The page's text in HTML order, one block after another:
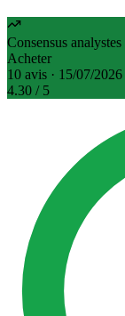
Consensus analystes
Acheter
10 avis · 15/07/2026
4.30 / 5